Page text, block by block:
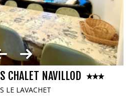
CHALET NAVILLOD
LE LAVACHET